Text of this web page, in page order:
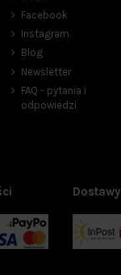
Facebook
Instagram
Blog
Newsletter
FAQ - pytania i
odpowiedzi
Dostawy